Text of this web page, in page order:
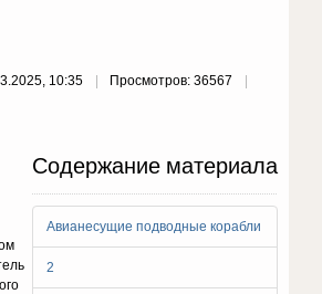
10:35 Просмотров: 36567
Содержание материала
Авианесущие подводные корабли
2